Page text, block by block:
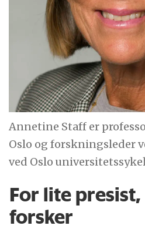
Annetine Staff er
Oslo og forskningsleder
ved Oslo
For lite
forsker